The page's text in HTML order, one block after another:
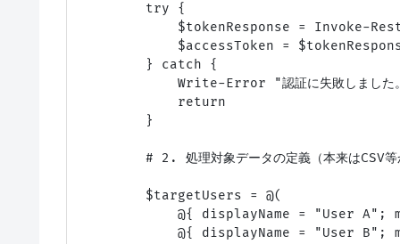
        try {
$tokenResponse = Invoke-
$accessToken =
        } catch {
Write-Error "認証に失敗しました
            return
        }
# 2. 処理対象データの定義（本来はCSV等
        $targetUsers = @(
@{ displayName = "User A";
@{ displayName = "User B";